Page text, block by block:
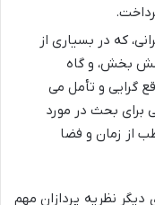
که در بسیاری از
بخش، و گاه
گرایی و تأمل می
برای بحث در مورد
از زمان و فضا
دیگر نظریه پردازان مهم